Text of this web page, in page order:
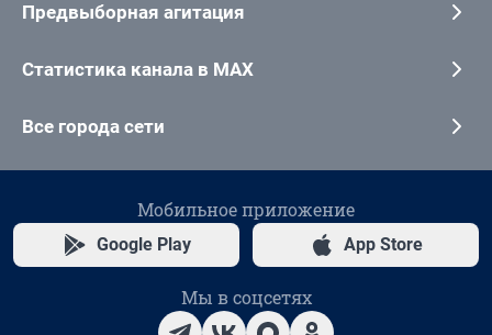
Предвыборная агитация
Статистика канала в MAX
Все города сети
Мобильное приложение
Google Play App Store
Мы в соцсетях